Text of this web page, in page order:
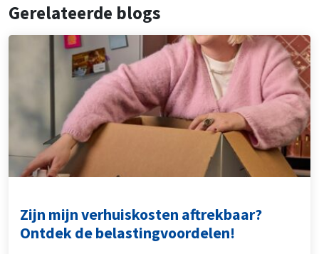
Gerelateerde blogs
Zijn mijn verhuiskosten aftrekbaar?
Ontdek de belastingvoordelen!